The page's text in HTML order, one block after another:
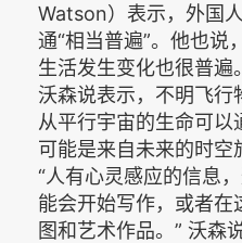
Watson）表示，外国
通“相当普遍”。他也说
生活发生变化也很普遍。
沃森说表示，不明飞行
从平行宇宙的生命可以
可能是来自未来的时空
“人有心灵感应的信息
能会开始写作，或者在
图和艺术作品。” 沃森说